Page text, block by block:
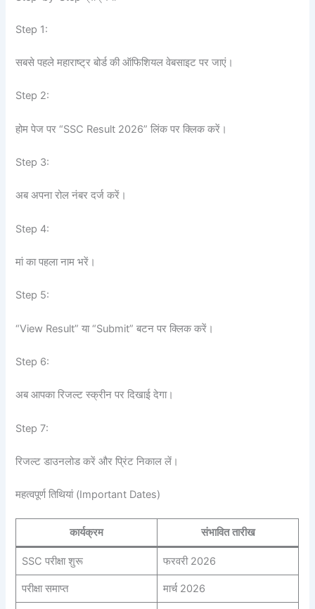
Step 1:
सबसे पहले महाराष्ट्र बोर्ड की ऑफिशियल वेबसाइट पर जाएं।
Step 2:
होम पेज पर “SSC Result 2026” लिंक पर क्लिक करें।
Step 3:
अब अपना रोल नंबर दर्ज करें।
Step 4:
मां का पहला नाम भरें।
Step 5:
“View Result” या “Submit” बटन पर क्लिक करें।
Step 6:
अब आपका रिजल्ट स्क्रीन पर दिखाई देगा।
Step 7:
रिजल्ट डाउनलोड करें और प्रिंट निकाल लें।
महत्वपूर्ण तिथियां (Important Dates)
कार्यक्रम संभावित तारीख
SSC परीक्षा शुरू फरवरी 2026
परीक्षा समाप्त मार्च 2026